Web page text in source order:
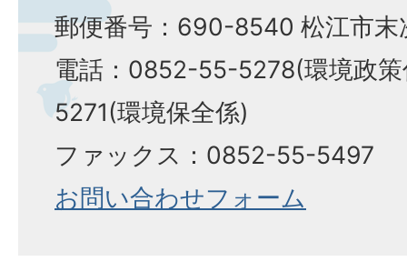
郵便番号：690-8540 松江市末
電話：0852-55-5278(環境政
5271(環境保全係)
ファックス：0852-55-5497
お問い合わせフォーム